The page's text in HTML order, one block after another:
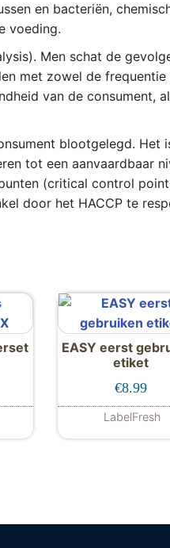
en bacteriën,
voeding.
Men schat de
met zowel de frequentie
van de consument,
blootgelegd.
tot een aanvaardbaar
(critical control
door het HACCP te
EASY eerst
etiket
€8.99
LabelFresh